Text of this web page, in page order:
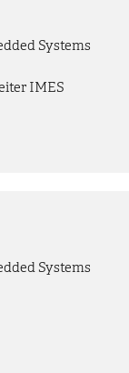
Systems
IMES
Systems